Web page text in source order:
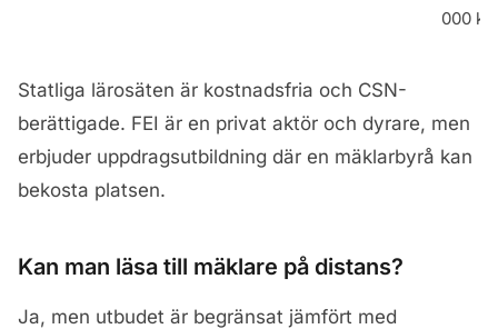
000 kr
Statliga lärosäten är kostnadsfria och CSN-
berättigade. FEI är en privat aktör och dyrare, men
erbjuder uppdragsutbildning där en mäklarbyrå kan
bekosta platsen.
Kan man läsa till mäklare på distans?
Ja, men utbudet är begränsat jämfört med